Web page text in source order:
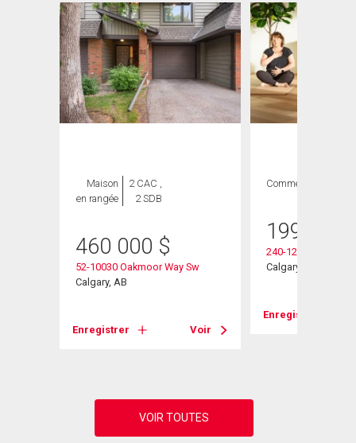
Maison
en rangée
2 CAC ,
2 SDB
460 000 $
52-10030 Oakmoor Way Sw
Calgary, AB
Enregistrer Voir
Commercial
199 000
240-125 Oakmoor
Calgary, AB
Enregistrer